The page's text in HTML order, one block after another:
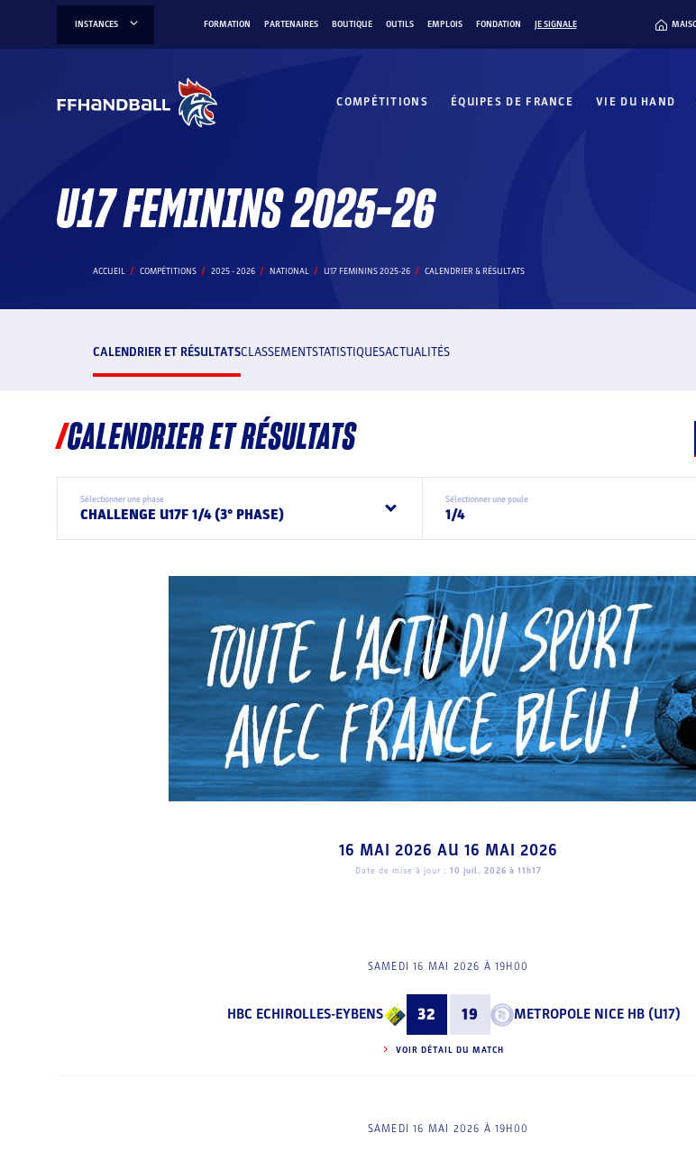
INSTANCES FORMATION PARTENAIRES BOUTIQUE OUTILS EMPLOIS FONDATION JE SIGNALE
COMPÉTITIONS ÉQUIPES DE FRANCE VIE DU HAND
U17 FEMININS 2025-26
ACCUEIL COMPÉTITIONS 2025 - 2026 NATIONAL U17 FEMININS 2025-26 CALENDRIER & RÉSULTATS
CALENDRIER ET RÉSULTATSCLASSEMENTSTATISTIQUESACTUALITÉS
CALENDRIER ET RÉSULTATS
Sélectionner une phase
CHALLENGE U17F 1/4 (3° PHASE)
Sélectionner une poule
1/4
16 MAI 2026 AU 16 MAI 2026
Date de mise à jour : 10 juil. 2026 à 11h17
SAMEDI 16 MAI 2026 À 19H00
HBC ECHIROLLES-EYBENS 32 19 METROPOLE NICE HB (U17)
VOIR DÉTAIL DU MATCH
SAMEDI 16 MAI 2026 À 19H00